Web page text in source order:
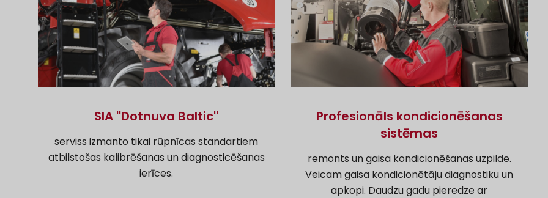
SIA ''Dotnuva Baltic''
serviss izmanto tikai rūpnīcas standartiem
atbilstošas kalibrēšanas un diagnosticēšanas
ierīces.
Profesionāls kondicionēšanas
sistēmas
remonts un gaisa kondicionēšanas uzpilde.
Veicam gaisa kondicionētāju diagnostiku un
apkopi. Daudzu gadu pieredze ar